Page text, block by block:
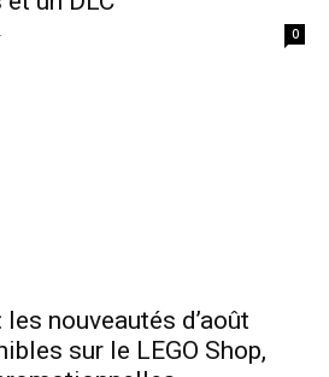
0
nouveautés d’août
sur le LEGO Shop,